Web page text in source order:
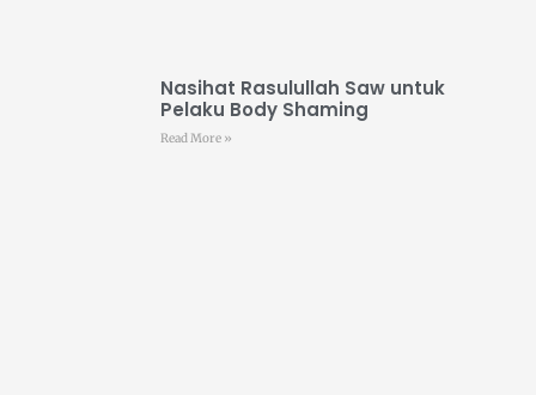
Nasihat Rasulullah Saw untuk
Pelaku Body Shaming
Read More »